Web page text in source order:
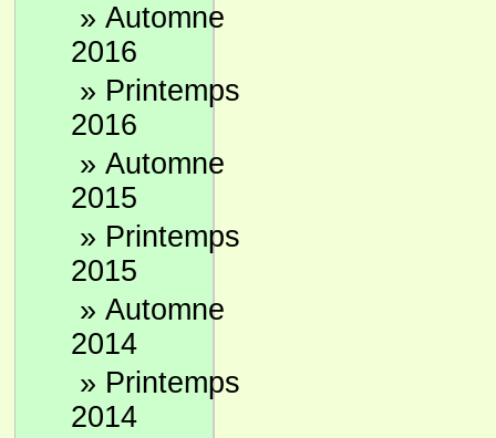
» Automne
2016
» Printemps
2016
» Automne
2015
» Printemps
2015
» Automne
2014
» Printemps
2014